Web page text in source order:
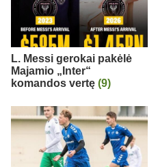
L. Messi gerokai pakėlė
Majamio „Inter“
komandos vertę (9)